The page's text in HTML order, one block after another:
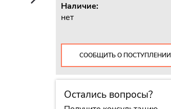
Наличие:
нет
СООБЩИТЬ О ПОСТУПЛЕНИИ
Остались вопросы?